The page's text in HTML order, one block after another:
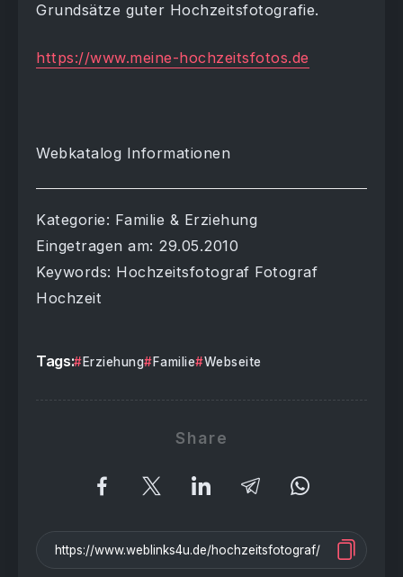
Grundsätze guter Hochzeitsfotografie.
https://www.meine-hochzeitsfotos.de
Webkatalog Informationen
Kategorie: Familie & Erziehung
Eingetragen am: 29.05.2010
Keywords: Hochzeitsfotograf Fotograf
Hochzeit
Tags: Erziehung Familie Webseite
Share